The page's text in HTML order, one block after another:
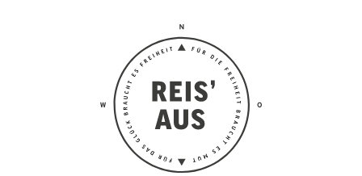
Reis' aus –
Reiseblog